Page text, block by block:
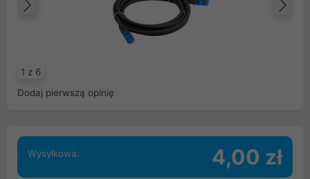
1 z 6
Poprzedni
Dodaj pierwszą opinię
Wysyłkowa: 4,00 zł